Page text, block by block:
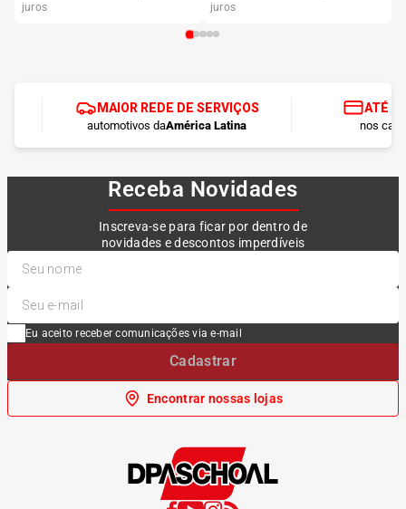
juros
juros
MAIOR REDE DE SERVIÇOS
automotivos daAmérica Latina
ATÉ
nos
Receba Novidades
Inscreva-se para ficar por dentro de
novidades e descontos imperdíveis
Eu aceito receber comunicações via e-mail
Cadastrar
Encontrar nossas lojas